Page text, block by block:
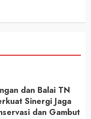
dan Balai TN
Sinergi Jaga
dan Gambut